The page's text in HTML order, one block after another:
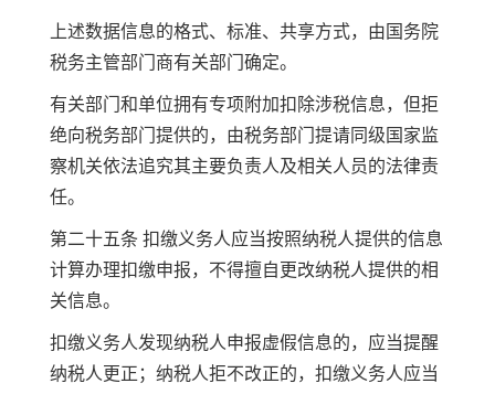
上述数据信息的格式、标准、共享方式，由国务院
税务主管部门商有关部门确定。
有关部门和单位拥有专项附加扣除涉税信息，但拒
绝向税务部门提供的，由税务部门提请同级国家监
察机关依法追究其主要负责人及相关人员的法律责
任。
第二十五条 扣缴义务人应当按照纳税人提供的信息
计算办理扣缴申报，不得擅自更改纳税人提供的相
关信息。
扣缴义务人发现纳税人申报虚假信息的，应当提醒
纳税人更正；纳税人拒不改正的，扣缴义务人应当